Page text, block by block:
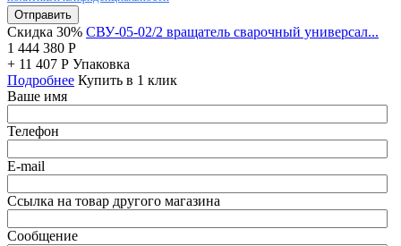
Отправить
Скидка 30% СВУ-05-02/2 вращатель сварочный универсал...
1 444 380 Р
+ 11 407 Р Упаковка
Подробнее Купить в 1 клик
Ваше имя
Телефон
E-mail
Ссылка на товар другого магазина
Сообщение